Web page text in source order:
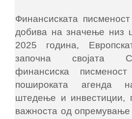
Финансиската
добива на значење низ
2025 година,
започна својата
финансиска
пошироката агенда
штедење и инвестиции,
важноста од опремување